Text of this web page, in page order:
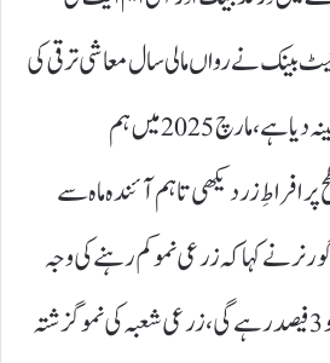
بینک نے رواں مالی سال معاشی ترقی کی
شرح نمو 3فیصد رہنے کا تخمینہ دیا ہے، مارچ 2025میں ہم
سطح پر افراطِ زر دیکھی تاہم آئندہ ماہ سے
نے کہا کہ زرعی نمو کم رہنے کی وجہ
سے معاشی ترقی کی شرح نمو 3فیصد رہے گی، زرعی شعبہ کی نمو گزشتہ